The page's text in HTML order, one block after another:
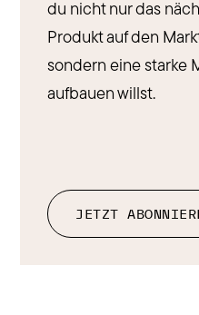
du nicht nur das
Produkt auf den
sondern eine starke
aufbauen willst.
JETZT